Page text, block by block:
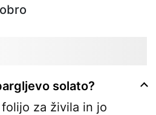
solato?
za živila in jo